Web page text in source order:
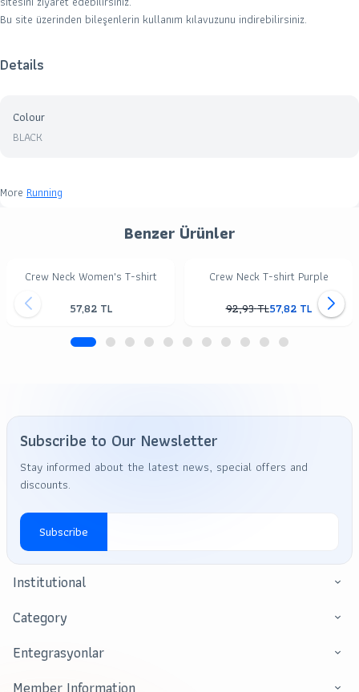
Bu site üzerinden bileşenlerin kullanım kılavuzunu indirebilirsiniz.
Details
Colour
BLACK
More Running
Benzer Ürünler
Crew Neck Women's T-shirt
57,82 TL
Crew Neck T-shirt Purple
92,93TL57,82 TL
Subscribe to Our Newsletter
Stay informed about the latest news, special offers and
discounts.
Subscribe
Institutional
Category
Entegrasyonlar
Member Information